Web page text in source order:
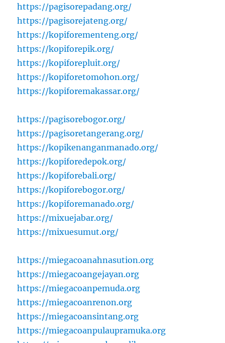
https://pagisorepadang.org/
https://pagisorejateng.org/
https://kopiforementeng.org/
https://kopiforepik.org/
https://kopiforepluit.org/
https://kopiforetomohon.org/
https://kopiforemakassar.org/
https://pagisorebogor.org/
https://pagisoretangerang.org/
https://kopikenanganmanado.org/
https://kopiforedepok.org/
https://kopiforebali.org/
https://kopiforebogor.org/
https://kopiforemanado.org/
https://mixuejabar.org/
https://mixuesumut.org/
https://miegacoanahnasution.org
https://miegacoangejayan.org
https://miegacoanpemuda.org
https://miegacoanrenon.org
https://miegacoansintang.org
https://miegacoanpulaupramuka.org